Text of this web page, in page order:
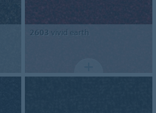
2603 vivid earth